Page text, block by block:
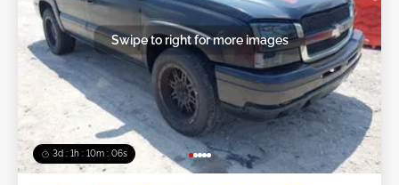
3d : 1h : 10m : 03s
Swipe to right for more images